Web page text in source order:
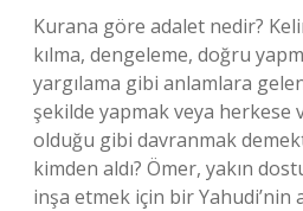
Kurana göre adalet nedir?
kılma, dengeleme, doğru
yargılama gibi anlamlara
şekilde yapmak veya herkese
olduğu gibi davranmak
kimden aldı? Ömer, yakın
inşa etmek için bir Yahudi’nin